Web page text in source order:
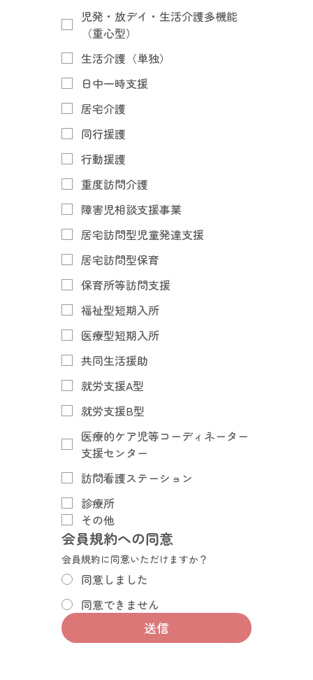
児発・放デイ・生活介護多機能
（重心型）
生活介護（単独）
日中一時支援
居宅介護
同行援護
行動援護
重度訪問介護
障害児相談支援事業
居宅訪問型児童発達支援
居宅訪問型保育
保育所等訪問支援
福祉型短期入所
医療型短期入所
共同生活援助
就労支援A型
就労支援B型
医療的ケア児等コーディネーター
支援センター
訪問看護ステーション
診療所
その他
会員規約への同意
会員規約に同意いただけますか？
同意しました
同意できません
送信